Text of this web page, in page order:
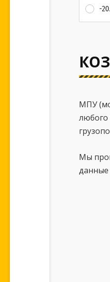
-
МПУ
любого
Мы
данные